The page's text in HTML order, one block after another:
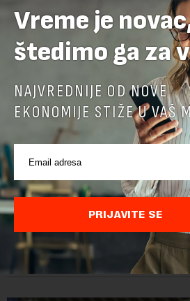
Država osnovala preduzeće
2026“, nova firma dobila
sajma vrednu 13,6 milijardi
Vlada Srbije osnovala je privredno
2026", čiji osnovni kapital iznosi 13,64
je kao nenovčani ulog unela brojne
objekte u okviru kompl...
Vreme je
štedimo ga za
NAJVREDNIJE OD NOVE
EKONOMIJE STIŽE U VAŠ
PRIJAVITE SE